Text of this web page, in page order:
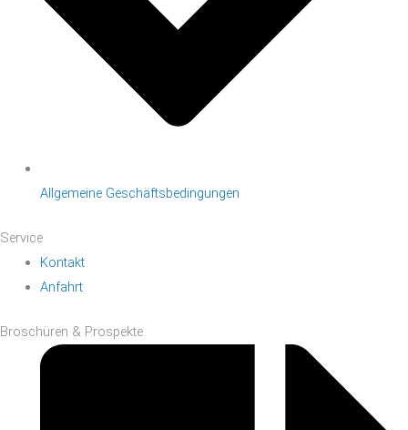
Allgemeine Geschäftsbedingungen
Service
Kontakt
Anfahrt
Broschüren & Prospekte